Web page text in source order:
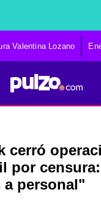
Valentina Lozano
cerró
por
a personal"